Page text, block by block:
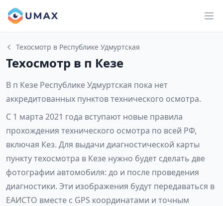
Техосмотр в Республике Удмуртская
Техосмотр в п Кезе
В п Кезе Республике Удмуртская пока нет
аккредитованных пунктов технического осмотра.
С 1 марта 2021 года вступают новые правила
прохождения технического осмотра по всей РФ,
включая Кез. Для выдачи диагностической карты
пункту техосмотра в Кезе нужно будет сделать две
фотографии автомобиля: до и после проведения
диагностики. Эти изображения будут передаваться в
ЕАИСТО вместе с GPS координатами и точным